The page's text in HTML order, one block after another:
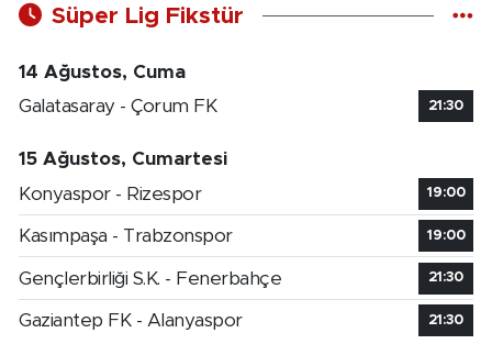
Süper Lig Fikstür
14 Ağustos, Cuma
Galatasaray - Çorum FK
21:30
15 Ağustos, Cumartesi
Konyaspor - Rizespor
19:00
Kasımpaşa - Trabzonspor 19:00
Gençlerbirliği S.K. - Fenerbahçe 21:30
Gaziantep FK - Alanyaspor 21:30